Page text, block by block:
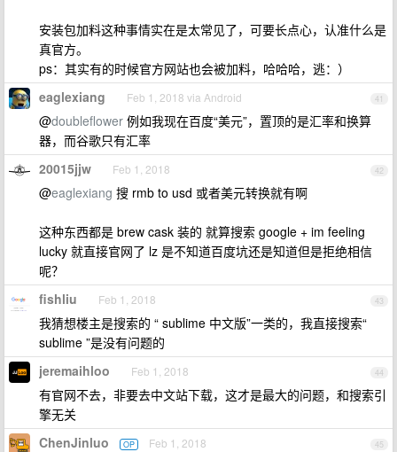
安装包加料这种事情实在是太常见了，可要长点心，认准什么是
真官方。
ps：其实有的时候官方网站也会被加料，哈哈哈，逃：）
41
eaglexiang Feb 1, 2018 via Android
@doubleflower 例如我现在百度“美元”，置顶的是汇率和换算
器，而谷歌只有汇率
42
20015jjw Feb 1, 2018
@eaglexiang 搜 rmb to usd 或者美元转换就有啊
这种东西都是 brew cask 装的 就算搜索 google + im feeling
lucky 就直接官网了 lz 是不知道百度坑还是知道但是拒绝相信
呢？
43
fishliu Feb 1, 2018
我猜想楼主是搜索的 “ sublime 中文版”一类的，我直接搜索“
sublime ”是没有问题的
44
jeremaihloo Feb 1, 2018
有官网不去，非要去中文站下载，这才是最大的问题，和搜索引
擎无关
45
ChenJinluo OP Feb 1, 2018